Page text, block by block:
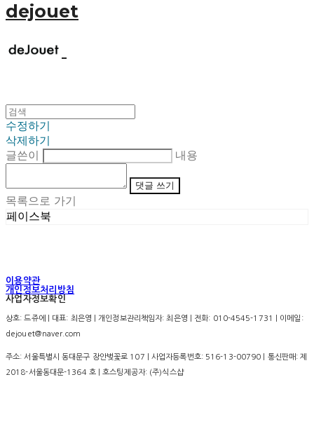
dejouet
수정하기
삭제하기
글쓴이
내용
댓글 쓰기
목록으로 가기
페이스북
이용약관
개인정보처리방침
사업자정보확인
상호: 드쥬에 | 대표: 최은영 | 개인정보관리책임자: 최은영 | 전화: 010-4545-1731 | 이메일:
dejouet@naver.com
주소: 서울특별시 동대문구 장안벚꽃로 107 | 사업자등록번호: 516-13-00790 | 통신판매:제
2018-서울동대문-1364 호| 호스팅제공자: (주)식스샵